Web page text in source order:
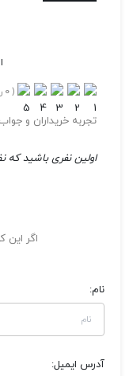
(
0
تجربه خریداران و
اولین نفری باشید
اگر این
نام:
آدرس ایمیل: